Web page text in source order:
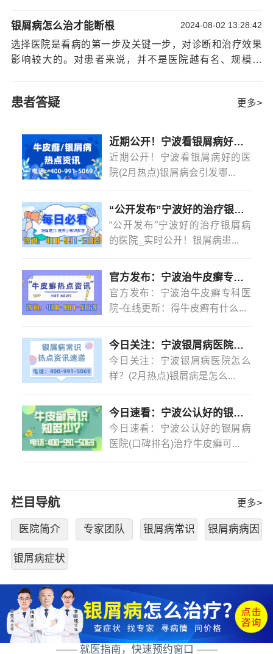
患者也可以去使用一些维生素D3类似物，这个药
要成分就是卡泊三醇、他卡西醇等，这样的药物一般患者
是在牛皮癣的稳定期间内使用的，但能不能使用还是建议
一定的负面效果，需要患者谨慎考虑好。
作，也会突然的变重，当然疾病的好转，是需要患者们积
极做好治疗以及对症做护理的，这也是一个过程，需要患
者们耐心对疾病多注意的，患者们也要注意好这个疾病具
宁波治牛皮癣医院哪有，有牛皮癣用什么药物
呢？宁波新世纪牛皮癣医院指出：以上就是牛皮癣的治疗
药物有什么的介绍，患上牛皮癣是需要患者及时前往正规
医院进行治疗，让专业的医生帮助患者去恢复疾病，患者
相同，再大的医院也有相对薄弱的科室，有些小医院也有
很强的优势科室和特色诊疗项目，不能一概而论。可以从
以下几个方面综合考虑：看医院性质，一般来说，医学院
银屑病怎么治才能断根 2024-08-02 13:28:42
选择医院是看病的第一步及关键一步，对诊断和治疗效果
影响较大的。对患者来说，并不是医院越有名、规模越
很强的优势科室和特色诊疗项目，不能一概而论。可以从
校的附属医院实力雄厚一些。因[详情]
患者答疑 更多>
近期公开！宁波看银屑病好的医院(2月热点)银屑病会引发哪些并发症？
近期公开！宁波看银屑病好的医
院(2月热点)银屑病会引发哪...
“公开发布”宁波好的治疗银屑病的医院_实时公开！银屑病患者能吃菠萝蜜吗？
“公开发布”宁波好的治疗银屑病
的医院_实时公开！银屑病患...
官方发布：宁波治牛皮癣专科医院-在线更新：得牛皮癣有什么忌口的吗？
官方发布：宁波治牛皮癣专科医
院-在线更新：得牛皮癣有什么...
今日关注：宁波银屑病医院怎么样？(2月热点)银屑病是怎么染上的？
今日关注：宁波银屑病医院怎么
样？(2月热点)银屑病是怎么...
今日速看：宁波公认好的银屑病医院(口碑排名)治疗牛皮癣可以不吃药不打针吗？
今日速看：宁波公认好的银屑病
医院(口碑排名)治疗牛皮癣可...
栏目导航 更多>
医院简介 专家团队 银屑病常识 银屑病病因
银屑病症状
—— 就医指南，快速预约窗口 ——